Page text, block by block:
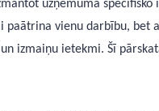
uzņēmuma
paātrina vienu darbību,
izmaiņu ietekmi. Šī